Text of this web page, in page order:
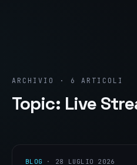
ARCHIVIO · 6 ARTICOLI
Topic: Live
BLOG · 28 LUGLIO 2026